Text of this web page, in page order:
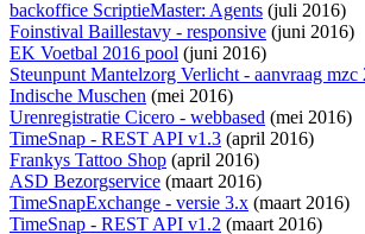
backoffice ScriptieMaster: Agents (juli 2016)
Foinstival Baillestavy - responsive (juni 2016)
EK Voetbal 2016 pool (juni 2016)
Steunpunt Mantelzorg Verlicht - aanvraag mzc
Indische Muschen (mei 2016)
Urenregistratie Cicero - webbased (mei 2016)
TimeSnap - REST API v1.3 (april 2016)
Frankys Tattoo Shop (april 2016)
ASD Bezorgservice (maart 2016)
TimeSnapExchange - versie 3.x (maart 2016)
TimeSnap - REST API v1.2 (maart 2016)